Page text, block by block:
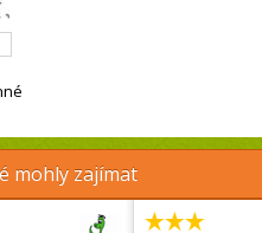
mohly zajímat